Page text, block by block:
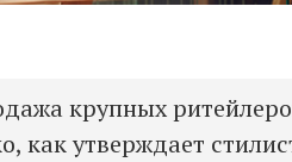
крупных
как утверждает